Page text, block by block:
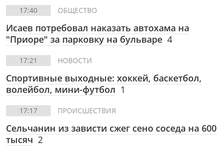
17:40 ОБЩЕСТВО
Исаев потребовал наказать автохама на
"Приоре" за парковку на бульваре 4
17:21 НОВОСТИ
Спортивные выходные: хоккей, баскетбол,
волейбол, мини-футбол 1
17:17 ПРОИСШЕСТВИЯ
Сельчанин из зависти сжег сено соседа на 600
тысяч 2